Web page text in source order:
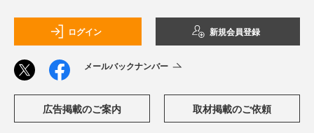
ログイン 新規会員登録
メールバックナンバー
広告掲載のご案内 取材掲載のご依頼